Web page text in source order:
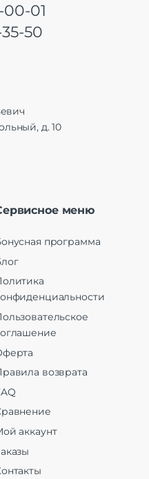
01
50
д. 10
меню
программа
возврата
аккаунт